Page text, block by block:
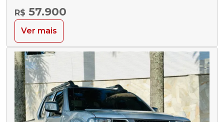
R$ 57.900
Ver mais